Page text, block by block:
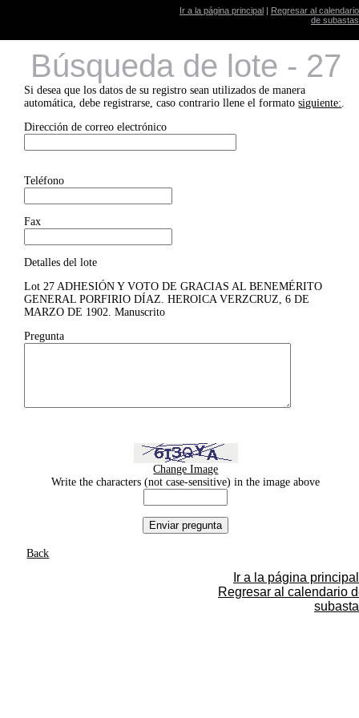
Ir a la página principal | Regresar al calendario
de subastas
Búsqueda de lote - 27
Si desea que los datos de su registro sean utilizados de manera
automática, debe registrarse, caso contrario llene el formatosiguiente:.
Dirección de correo electrónico
Teléfono
Fax
Detalles del lote
Lot 27 ADHESIÓN Y VOTO DE GRACIAS AL BENEMÉRITO
GENERAL PORFIRIO DÍAZ. HEROICA VERZCRUZ, 6 DE
MARZO DE 1902. Manuscrito
Pregunta
Change Image
Write the characters (not case-sensitive) in the image above
Back
Ir a la página principal
Regresar al calendario